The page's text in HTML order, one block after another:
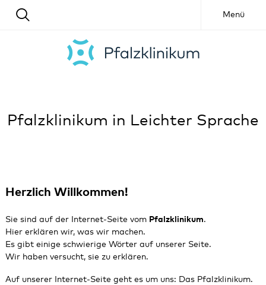
Menü
Pfalzklinikum in Leichter Sprache
Herzlich Willkommen!
Sie sind auf der Internet-Seite vom Pfalzklinikum.
Hier erklären wir, was wir machen.
Es gibt einige schwierige Wörter auf unserer Seite.
Wir haben versucht, sie zu erklären.
Auf unserer Internet-Seite geht es um uns: Das Pfalzklinikum.